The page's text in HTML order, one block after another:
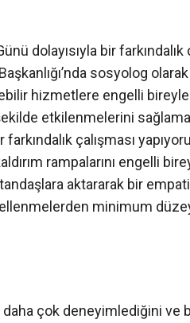
dolayısıyla bir
sosyolog
hizmetlere engelli
etkilenmelerini
çalışması
rampalarını engelli
aktararak bir
minimum
çok deneyimlediğini ve